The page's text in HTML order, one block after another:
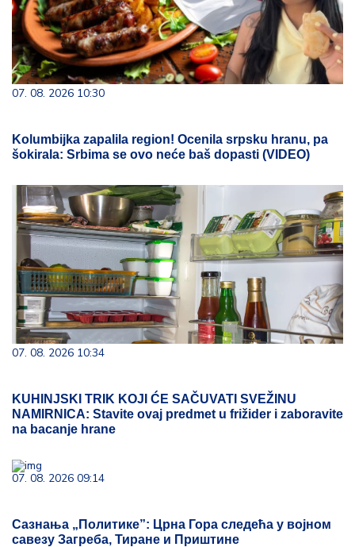
07. 08. 2026 10:30
Kolumbijka zapalila region! Ocenila srpsku hranu, pa
šokirala: Srbima se ovo neće baš dopasti (VIDEO)
07. 08. 2026 10:34
KUHINJSKI TRIK KOJI ĆE SAČUVATI SVEŽINU
NAMIRNICA: Stavite ovaj predmet u frižider i zaboravite
na bacanje hrane
07. 08. 2026 09:14
Сазнања „Политике”: Црна Гора следећа у војном
савезу Загреба, Тиране и Приштине